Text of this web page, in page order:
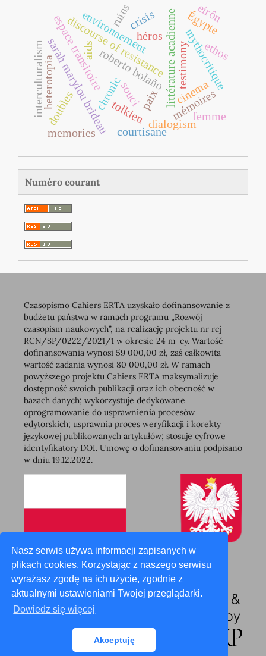
Nasz serwis używa informacji zapisanych w
plikach cookies. Korzystając z naszego serwisu
wyrażasz zgodę na ich użycie, zgodnie z
aktualnymi ustawieniami Twojej przeglądarki.
Dowiedz się więcej
Akceptuję
roberto bolaño
souci
chronic
discourse of resistancelittérature acadienne
sarah marylou brideau
espace transitoireenvironnement
testimony
doubles
héros mythocritique
tolkien mémoires
courtisane
dialogism
Égypte
paix
femme
aids
heterotopia
memories
ruins
cinema
crisis
ethos
interculturalism
eirôn
Numéro courant
Czasopismo Cahiers ERTA uzyskało dofinansowanie z
budżetu państwa w ramach programu „Rozwój
czasopism naukowych”, na realizację projektu nr rej
RCN/SP/0222/2021/1 w okresie 24 m-cy. Wartość
dofinansowania wynosi 59 000,00 zł, zaś całkowita
wartość zadania wynosi 80 000,00 zł. W ramach
powyższego projektu Cahiers ERTA maksymalizuje
dostępność swoich publikacji oraz ich obecność w
bazach danych; wykorzystuje dedykowane
oprogramowanie do usprawnienia procesów
edytorskich; usprawnia proces weryfikacji i korekty
językowej publikowanych artykułów; stosuje cyfrowe
identyfikatory DOI. Umowę o dofinansowaniu podpisano
w dniu 19.12.2022.